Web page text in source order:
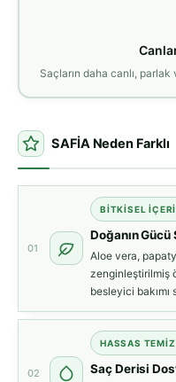
Saçların daha canlı, parlak
SAFİA Neden Farklı
01
BITKISEL
Doğanın Gücü
Aloe vera,
zenginleştirilmiş
besleyici bakımı
02
HASSAS
Saç Derisi